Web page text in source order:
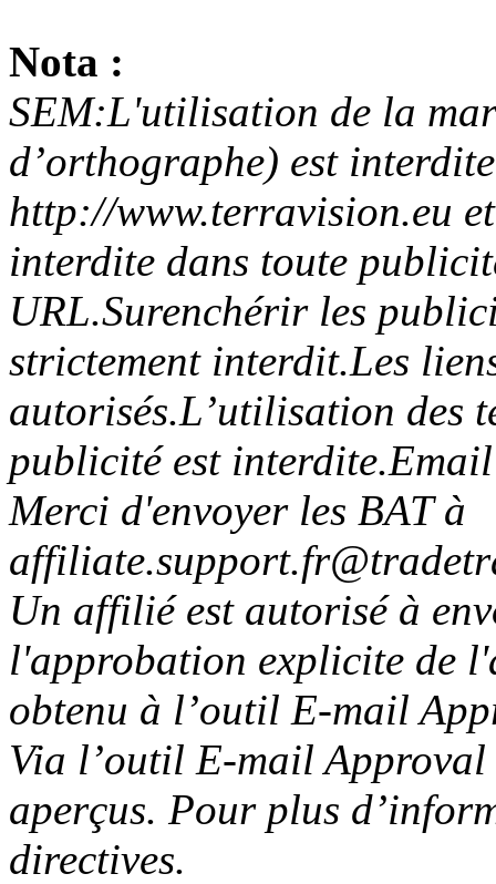
Nota :
SEM:L'utilisation de la
d’orthographe) est
http://www.terravision.eu
interdite dans toute
URL.Surenchérir les
strictement interdit.Les
autorisés.L’utilisation des
publicité est
Merci d'envoyer les BAT à
Un affilié est autorisé à
l'approbation explicite de
obtenu à l’outil E-mail
Via l’outil E-mail Approval
aperçus. Pour plus
directives.